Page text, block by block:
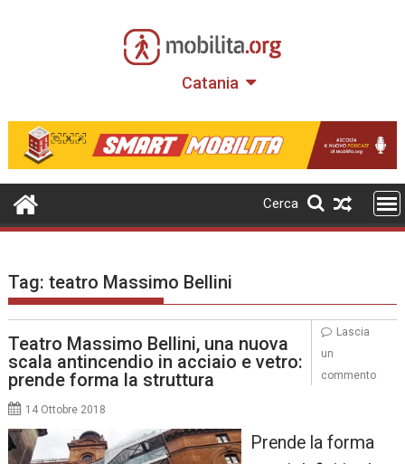
Catania
Cerca
Tag:teatro Massimo Bellini
Teatro Massimo Bellini, una nuova
scala antincendio in acciaio e vetro:
prende forma la struttura
14 Ottobre 2018
Prende la forma
Lascia
un
commento